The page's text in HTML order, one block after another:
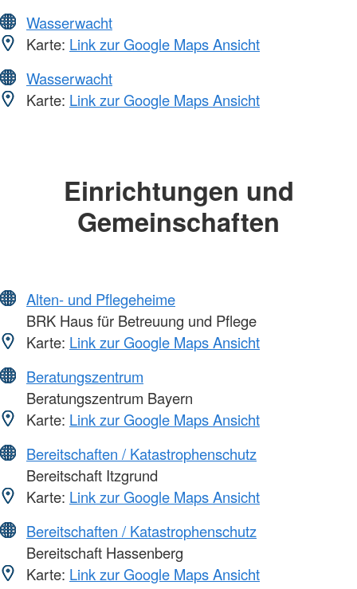
Wasserwacht
Karte: Link zur Google Maps Ansicht
Wasserwacht
Karte: Link zur Google Maps Ansicht
Einrichtungen und
Gemeinschaften
Alten- und Pflegeheime
BRK Haus für Betreuung und Pflege
Karte: Link zur Google Maps Ansicht
Beratungszentrum
Beratungszentrum Bayern
Karte: Link zur Google Maps Ansicht
Bereitschaften / Katastrophenschutz
Bereitschaft Itzgrund
Karte: Link zur Google Maps Ansicht
Bereitschaften / Katastrophenschutz
Bereitschaft Hassenberg
Karte: Link zur Google Maps Ansicht